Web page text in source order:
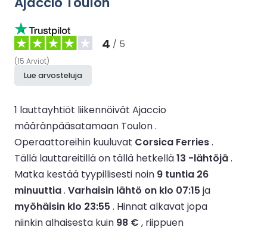
4 / 5
(15 Arviot)
Lue arvosteluja
1 lauttayhtiöt liikennöivät Ajaccio
määränpääsatamaan Toulon .
Operaattoreihin kuuluvat Corsica Ferries.
Tällä lauttareitillä on tällä hetkellä13 -lähtöjä.
Matka kestää tyypillisesti noin 9 tuntia 26
minuuttia. Varhaisin lähtö on klo 07:15 ja
myöhäisin klo 23:55 . Hinnat alkavat jopa
niinkin alhaisesta kuin 98 € , riippuen